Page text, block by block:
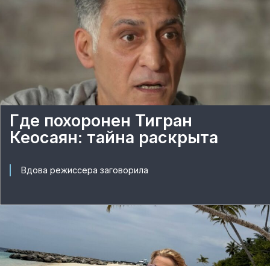
Где похоронен Тигран
Кеосаян: тайна раскрыта
Вдова режиссера заговорила